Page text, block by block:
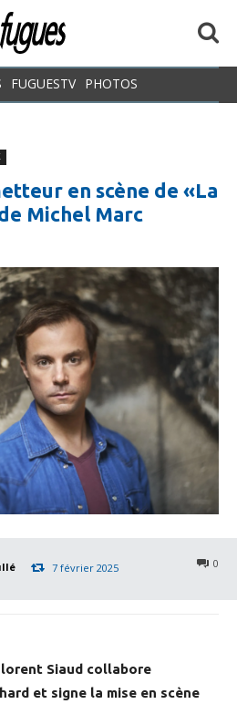
FUGUESTV PHOTOS
en scène de «La
Michel Marc
0
7 février 2025
Siaud collabore
et signe la mise en scène